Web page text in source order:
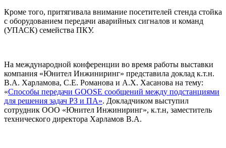
Кроме того, притягивала внимание посетителей стенда стойка
с оборудованием передачи аварийных сигналов и команд
(УПАСК) семейства ПКУ.
На международной конференции во время работы выставки
компания «Юнител Инжиниринг» представила доклад к.т.н.
В.А. Харламова, С.Е. Романова и А.Х. Хасанова на тему:
«Способы передачи GOOSE сообщений между подстанциями
для решения задач РЗ и ПА». Докладчиком выступил
сотрудник ООО «Юнител Инжиниринг», к.т.н, заместитель
технического директора Харламов В.А.